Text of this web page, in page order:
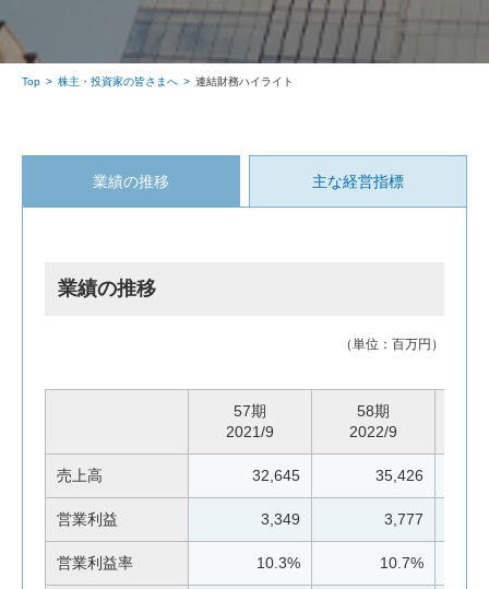
Top 株主・投資家の皆さまへ 連結財務ハイライト
業績の推移 主な経営指標
業績の推移
（単位：百万円）
57期
2021/9
58期
2022/9
売上高 32,645 35,426
営業利益 3,349 3,777
営業利益率 10.3% 10.7%